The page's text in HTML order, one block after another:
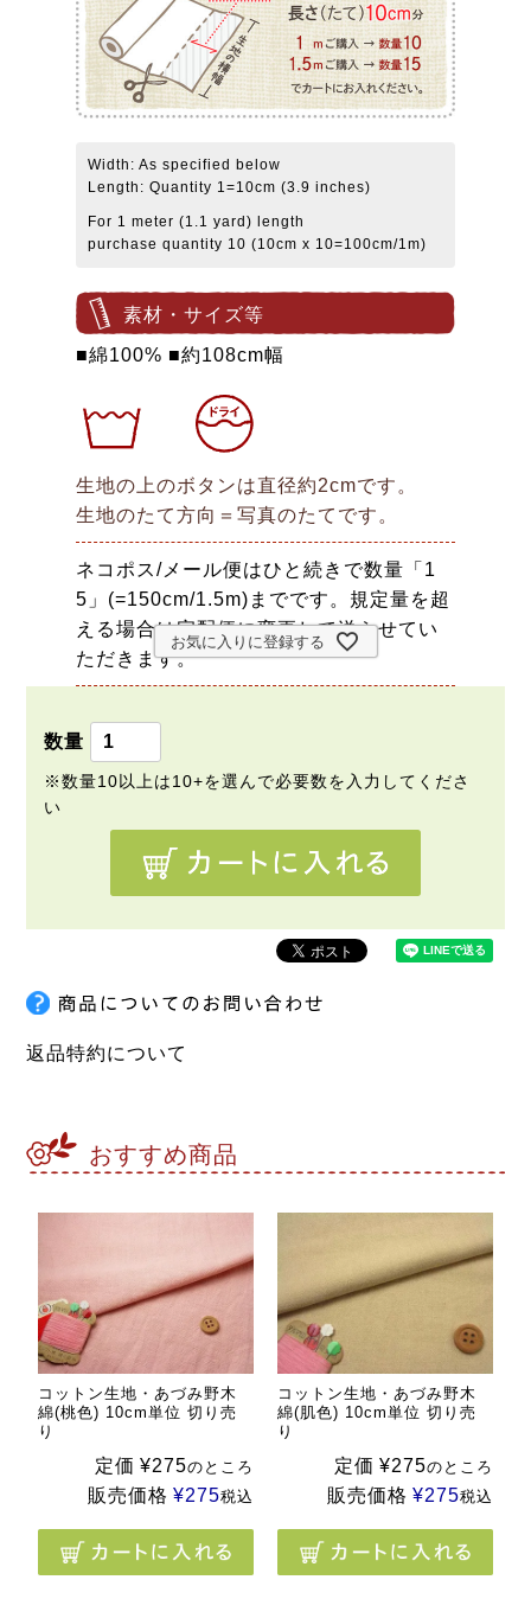
Width: As specified below
Length: Quantity 1=10cm (3.9 inches)
For 1 meter (1.1 yard) length
purchase quantity 10 (10cm x 10=100cm/1m)
素材・サイズ等
■綿100% ■約108cm幅
生地の上のボタンは直径約2cmです。
生地のたて方向＝写真のたてです。
ネコポス/メール便はひと続きで数量「1
5」(=150cm/1.5m)までです。規定量を超
える場合は宅配便に変更して送らせてい
ただきます。
お気に入りに登録する
返品特約について
おすすめ商品
コットン生地・あづみ野木
綿(桃色) 10cm単位 切り売
り
定価 ¥275のところ
販売価格 ¥275税込
コットン生地・あづみ野木
綿(肌色) 10cm単位 切り売
り
定価 ¥275のところ
販売価格 ¥275税込